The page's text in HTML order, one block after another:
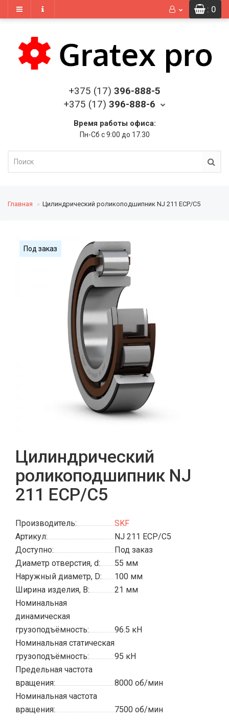
: 0
+375 (17) 396-888-5
+375 (17) 396-888-6
Время работы офиса:
Пн-Сб с 9:00 до 17.30
Главная Цилиндрический роликоподшипник NJ 211 ECP/C5
Под заказ
Цилиндрический
роликоподшипник NJ
211 ECP/C5
Производитель:
SKF
Артикул:
NJ 211 ECP/C5
Доступно:
Под заказ
Диаметр отверстия, d:
55 мм
Наружный диаметр, D:
100 мм
Ширина изделия, B:
21 мм
Номинальная
динамическая
грузоподъёмность:
96.5 кН
Номинальная статическая
грузоподъёмность:
95 кН
Предельная частота
вращения:
8000 об/мин
Номинальная частота
вращения:
7500 об/мин